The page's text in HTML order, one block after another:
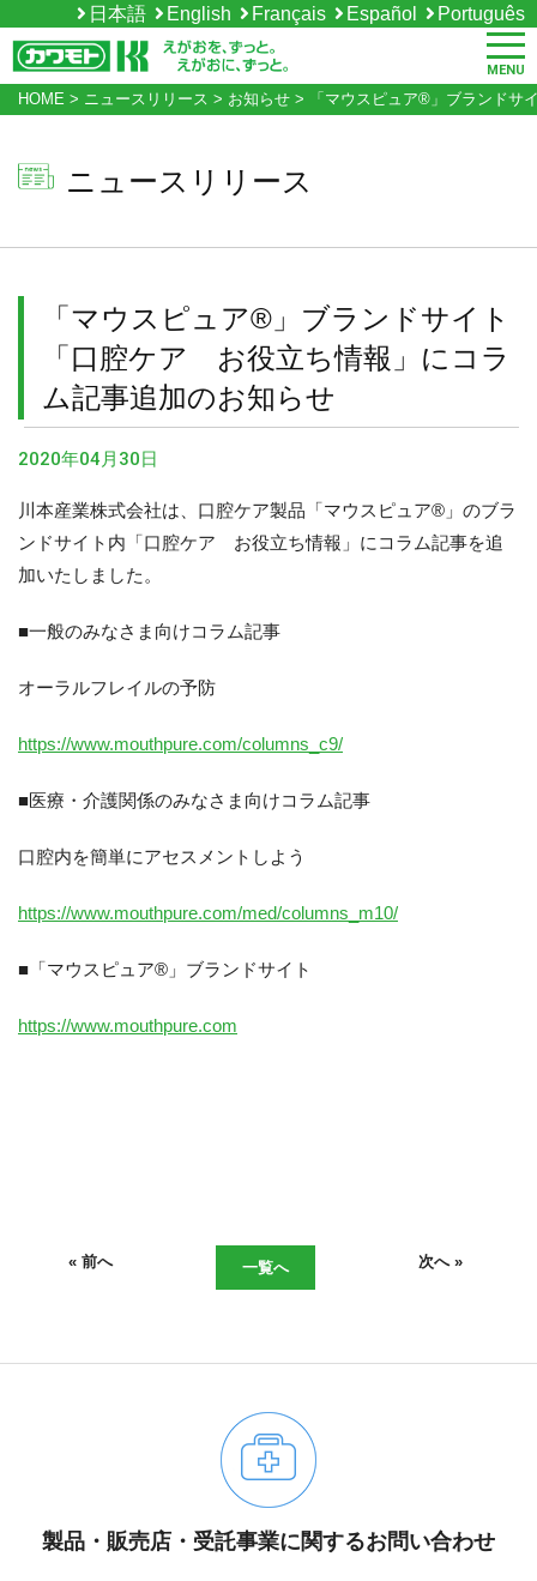
日本語 English Français Español Português
MENU
HOME > ニュースリリース > お知らせ > 「マウスピュア®」ブランド
ニュースリリース
「マウスピュア®」ブランドサイト
「口腔ケア お役立ち情報」にコラ
ム記事追加のお知らせ
2020年04月30日
川本産業株式会社は、口腔ケア製品「マウスピュア®」のブラ
ンドサイト内「口腔ケア お役立ち情報」にコラム記事を追
加いたしました。
■一般のみなさま向けコラム記事
オーラルフレイルの予防
https://www.mouthpure.com/columns_c9/
■医療・介護関係のみなさま向けコラム記事
口腔内を簡単にアセスメントしよう
https://www.mouthpure.com/med/columns_m10/
■「マウスピュア®」ブランドサイト
https://www.mouthpure.com
« 前へ 一覧へ 次へ »
製品・販売店・受託事業に関するお問い合わせ
06-6943-8956
※祝日を除く
メールでのお問い合わせ